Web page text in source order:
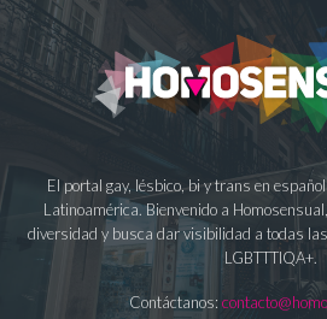
El portal gay, lésbico, bi y trans en
Latinoamérica. Bienvenido a
diversidad y busca dar visibilidad a todas
LGBTTTIQA+.
Contáctanos: